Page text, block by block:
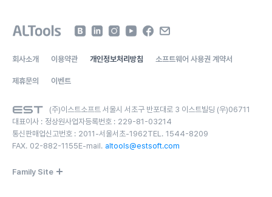
회사소개 이용약관 개인정보처리방침 소프트웨어 사용권 계약서
제휴문의 이벤트
(주)이스트소프트 서울시 서초구 반포대로 3 이스트빌딩 (우)06711
대표이사 : 정상원사업자등록번호 : 229-81-03214
통신판매업신고번호 : 2011-서울서초-1962TEL. 1544-8209
FAX. 02-882-1155E-mail. altools@estsoft.com
Family Site